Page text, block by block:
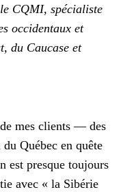
CQMI, spécialiste
occidentaux et
du Caucase et
mes clients — des
Québec en quête
est presque toujours
avec « la Sibérie